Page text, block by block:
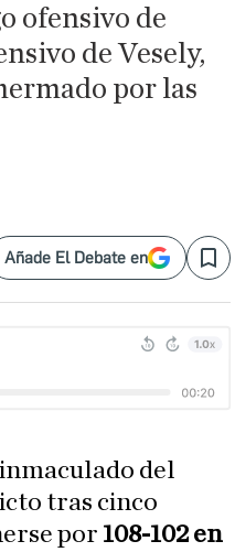
ofensivo de
de Vesely,
por las
Añade El Debate en Save
del
tras cinco
por 108-102 en